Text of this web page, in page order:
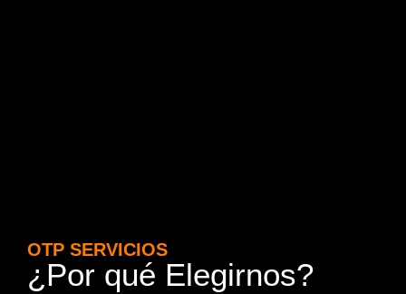
OTP SERVICIOS
¿Por qué Elegirnos?